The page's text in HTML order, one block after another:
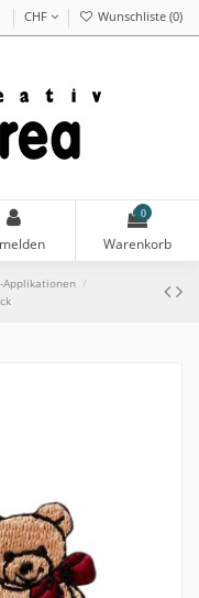
CHF Wunschliste (0)
0
Warenkorb
Applikationen